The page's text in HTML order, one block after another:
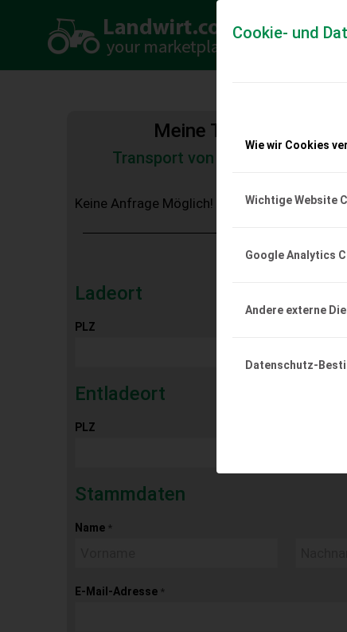
Cookie- und
Wie wir Cookies
Wichtige Website
Google Analytics
Andere externe
Datenschutz-
Meine
Transport von Land- und
Keine Anfrage Möglich!
Ladeort
PLZ
Entladeort
PLZ
Stammdaten
Name *
E-Mail-Adresse *